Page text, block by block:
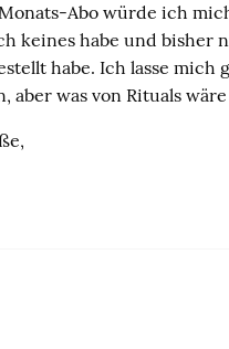
Abo würde ich
keines habe und bisher
habe. Ich lasse mich
aber was von Rituals